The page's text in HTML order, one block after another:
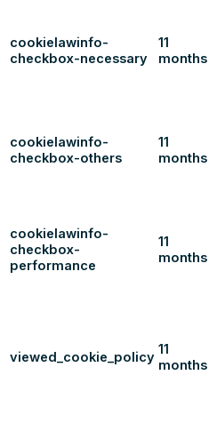
cookielawinfo-
checkbox-necessary
11
months
cookielawinfo-
checkbox-others
11
months
cookielawinfo-
checkbox-
performance
11
months
viewed_cookie_policy 11
months